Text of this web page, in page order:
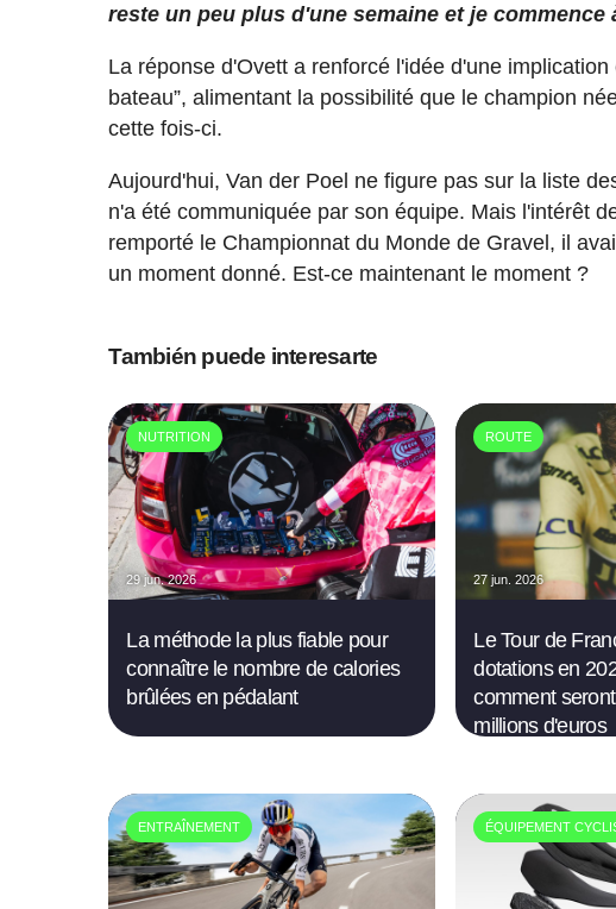
reste un peu plus d'une semaine et je commence
La réponse d'Ovett a renforcé l'idée d'une
bateau”, alimentant la possibilité que le champion
cette fois-ci.
Aujourd'hui, Van der Poel ne figure pas sur la liste
n'a été communiquée par son équipe. Mais l'intérêt
remporté le Championnat du Monde de Gravel, il
un moment donné. Est-ce maintenant le moment ?
También puede interesarte
NUTRITION
29 jun. 2026
La méthode la plus fiable pour
connaître le nombre de calories
brûlées en pédalant
ROUTE
27 jun. 2026
Le Tour de
dotations en
comment
millions d'euros
ENTRAÎNEMENT ÉQUIPEMENT